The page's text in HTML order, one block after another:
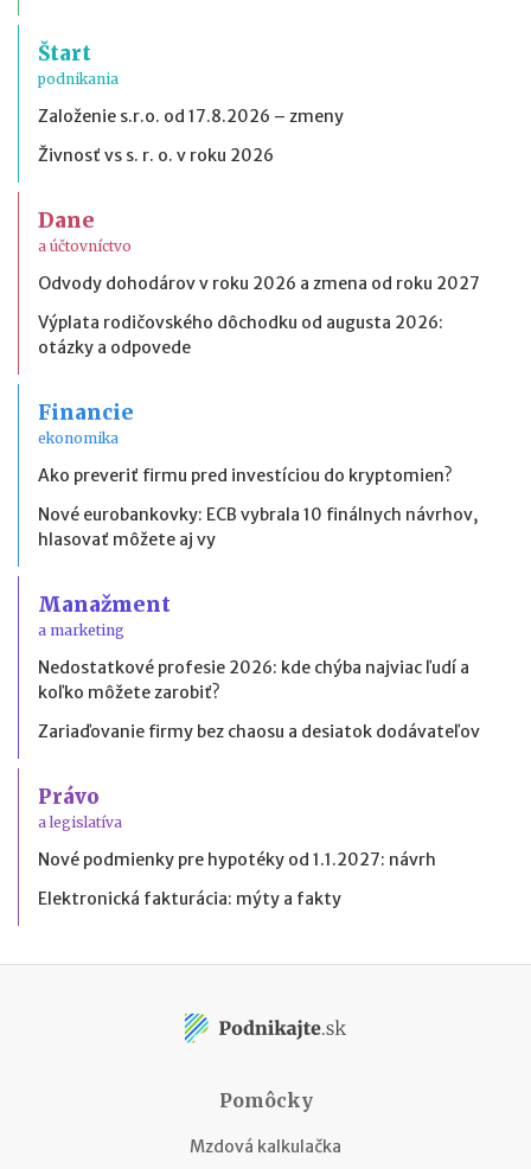
Štart
podnikania
Založenie s.r.o. od 17.8.2026 – zmeny
Živnosť vs s. r. o. v roku 2026
Dane
a účtovníctvo
Odvody dohodárov v roku 2026 a zmena od roku 2027
Výplata rodičovského dôchodku od augusta 2026:
otázky a odpovede
Financie
ekonomika
Ako preveriť firmu pred investíciou do kryptomien?
Nové eurobankovky: ECB vybrala 10 finálnych návrhov,
hlasovať môžete aj vy
Manažment
a marketing
Nedostatkové profesie 2026: kde chýba najviac ľudí a
koľko môžete zarobiť?
Zariaďovanie firmy bez chaosu a desiatok dodávateľov
Právo
a legislatíva
Nové podmienky pre hypotéky od 1.1.2027: návrh
Elektronická fakturácia: mýty a fakty
Pomôcky
Mzdová kalkulačka